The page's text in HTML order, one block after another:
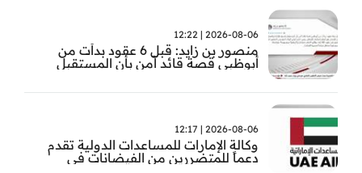
2026-08-06 | 12:22
منصور بن زايد: قبل 6 عقود بدأت من
أبوظبي قصة قائد آمن بأن المستقبل
2026-08-06 | 12:17
وكالة الإمارات للمساعدات الدولية تقدم
دعماً للمتضررين من الفيضانات في